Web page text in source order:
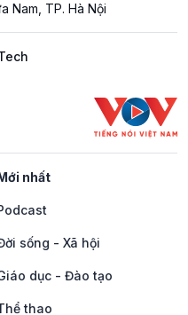
Nam, TP. Hà Nội
nhất
sống - Xã hội
dục - Đào tạo
thao